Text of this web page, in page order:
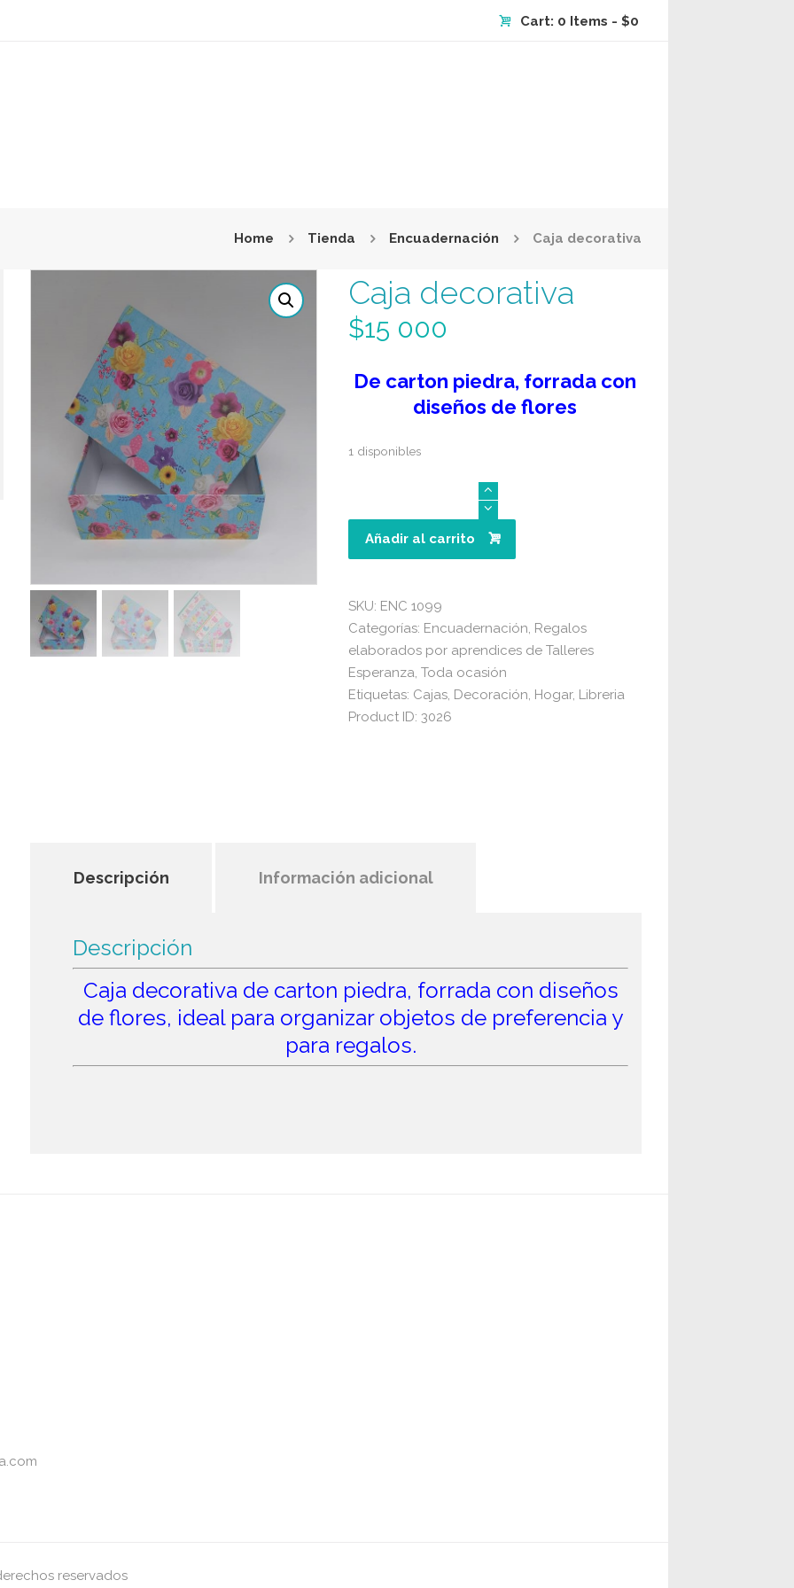
Cart: 0 Items - $0
Home Tienda Encuadernación Caja decorativa
Caja decorativa
$15 000
De carton piedra, forrada con
diseños de flores
1 disponibles
cantidad
Añadir al carrito
SKU: ENC 1099
Categorías: Encuadernación Regalos
elaborados por aprendices de Talleres
Esperanza Toda ocasión
Etiquetas: Cajas, Decoración Hogar, Libreria
Product ID: 3026
Descripción Información adicional
Descripción
Caja decorativa de carton piedra, forrada con diseños
de flores, ideal para organizar objetos de preferencia y
para regalos.
reservados